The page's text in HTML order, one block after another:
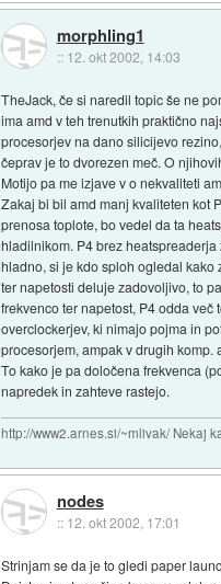
morphling1
:: 12. okt 2002, 14:03
TheJack, če si naredil topic še ne
ima amd v teh trenutkih praktično
procesorjev na dano silicijevo
čeprav je to dvorezen meč. O
Motijo pa me izjave v o nekvaliteti
Zakaj bi bil amd manj kvaliteten kot
prenosa toplote, bo vedel da ta
hladilnikom. P4 brez
hladno, si je kdo sploh ogledal kako
ter napetosti deluje zadovoljivo, to
frekvenco ter napetost, P4 odda
overclockerjev, ki nimajo pojma in
procesorjem, ampak v drugih
To kako je pa določena frekvenca
napredek in zahteve rastejo.
http://www2.arnes.si/~mlivak/ Nekaj
nodes
:: 12. okt 2002, 17:01
Strinjam se da je to gledi paper